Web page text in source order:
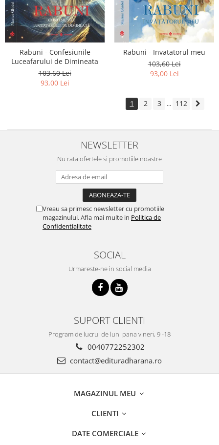
Rabuni - Confesiunile
Luceafarului de Dimineata
103,60 Lei
93,00 Lei
Rabuni - Invatatorul meu
103,60 Lei
93,00 Lei
1 2 3 ... 112
NEWSLETTER
Nu rata ofertele si promotiile noastre
Vreau sa primesc newsletter cu promotiile
magazinului. Afla mai multe in Politica de
Confidentialitate
SOCIAL
Urmareste-ne in social media
SUPORT CLIENTI
Program de lucru: de luni pana vineri, 9 -18
0040772252302
contact@edituradharana.ro
MAGAZINUL MEU
CLIENTI
DATE COMERCIALE